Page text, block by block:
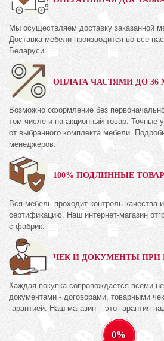
Мы осуществляем доставку заказанной
Доставка мебели производится во все
Беларуси.
ОПЛАТА ЧАСТЯМИ ДО 36
Возможно оформление без
том числе и на акционный товар. Точные
от выбранного комплекта мебели.
менеджеров.
100% ПОДЛИННЫЕ
Вся мебель проходит контроль качества
сертификацию. Наш интернет-магазин
с фабрик.
ЧЕК И ДОКУМЕНТЫ ПРИ
Каждая покупка сопровождается всеми
документами - договорами, товарными
гарантией. Наш магазин – это гарантия
0%